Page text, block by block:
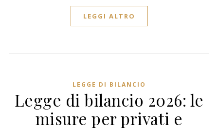
LEGGI ALTRO
LEGGE DI BILANCIO
Legge di bilancio 2026: le
misure per privati e